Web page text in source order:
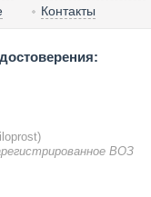
Контакты
ВОЗ